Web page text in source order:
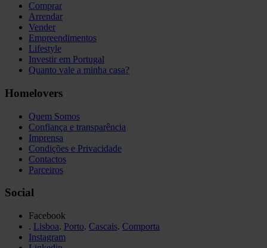
Comprar
Arrendar
Vender
Empreendimentos
Lifestyle
Investir em Portugal
Quanto vale a minha casa?
Homelovers
Quem Somos
Confiança e transparência
Imprensa
Condições e Privacidade
Contactos
Parceiros
Social
Facebook
. Lisboa. Porto. Cascais. Comporta
Instagram